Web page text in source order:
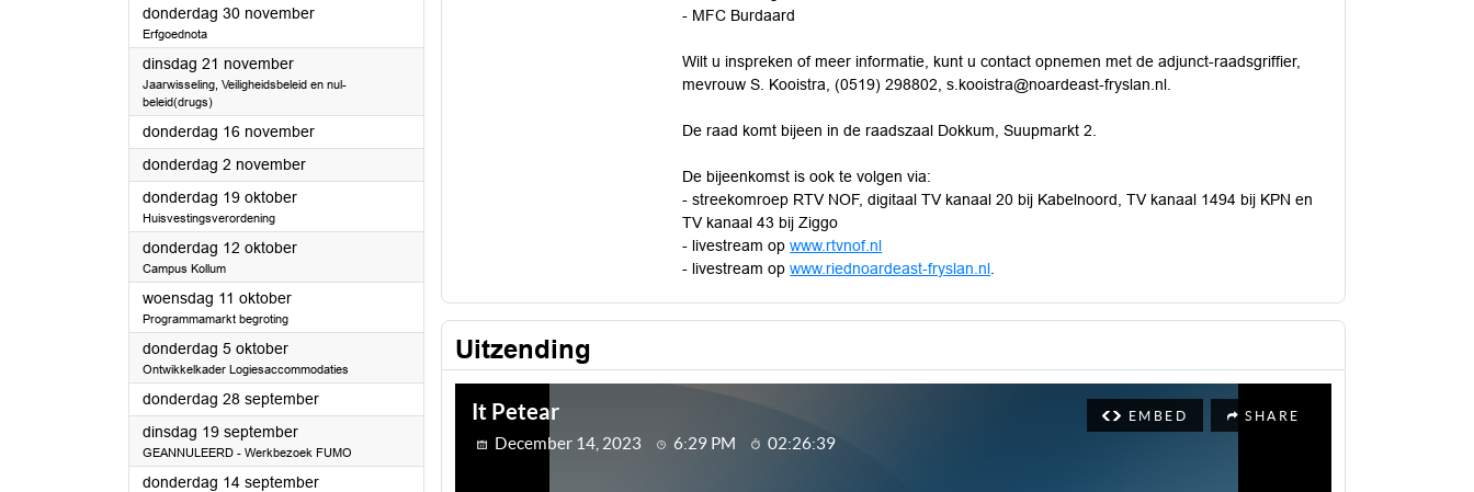
donderdag 30 november2023
Erfgoednota
dinsdag 21 november2023
Jaarwisseling, Veiligheidsbeleid en nul-
beleid(drugs)
donderdag 16 november2023
donderdag 2 november2023
donderdag 19 oktober2023
Huisvestingsverordening
donderdag 12 oktober2023
Campus Kollum
woensdag 11 oktober2023
Programmamarkt begroting
donderdag 5 oktober2023
Ontwikkelkader Logiesaccommodaties
donderdag 28 september2023
dinsdag 19 september2023
GEANNULEERD - Werkbezoek FUMO
donderdag 14 september2023
- MFC Burdaard
Wilt u inspreken of meer informatie, kunt u contact opnemen met de adjunct-raadsgriffier,
mevrouw S. Kooistra, (0519) 298802, s.kooistra@noardeast-fryslan.nl.
De raad komt bijeen in de raadszaal Dokkum, Suupmarkt 2.
De bijeenkomst is ook te volgen via:
- streekomroep RTV NOF, digitaal TV kanaal 20 bij Kabelnoord, TV kanaal 1494 bij KPN en
TV kanaal 43 bij Ziggo
- livestream opwww.rtvnof.nl
- livestream opwww.riednoardeast-fryslan.nl
Uitzending